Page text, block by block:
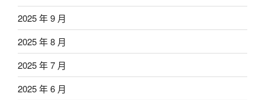
2025 年 9 月
2025 年 8 月
2025 年 7 月
2025 年 6 月